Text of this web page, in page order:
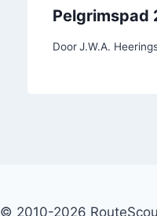
Pelgrimspad
Door J.W.A.
© 2010-2026